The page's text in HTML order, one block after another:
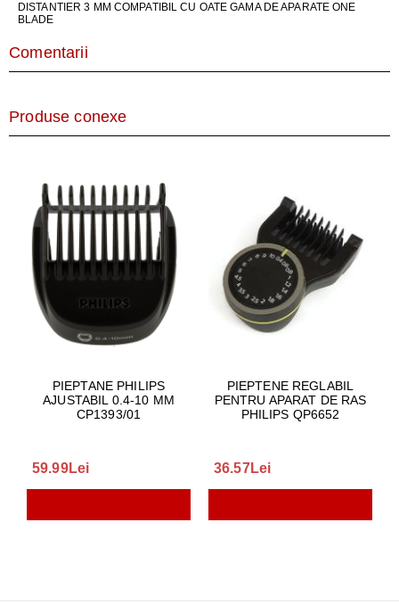
DISTANTIER 3 MM COMPATIBIL CU OATE GAMA DE APARATE ONE
BLADE
Comentarii
Produse conexe
PIEPTANE PHILIPS
AJUSTABIL 0.4-10 MM
CP1393/01
59.99Lei
PIEPTENE REGLABIL
PENTRU APARAT DE RAS
PHILIPS QP6652
36.57Lei